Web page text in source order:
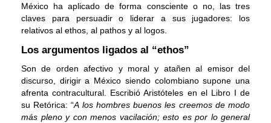
Proyecto AVICENA
Proyecto Albolafia
Smart Service
Direct Project
Certificación
México ha aplicado de forma consciente o no, las tres
claves para persuadir o liderar a sus jugadores: los
relativos al ethos, al pathos y al logos.
Los argumentos ligados al “ethos”
Son de orden afectivo y moral y atañen al emisor del
discurso, dirigir a México siendo colombiano supone una
afrenta contracultural. Escribió Aristóteles en el Libro I de
su Retórica: “A los hombres buenos les creemos de modo
más pleno y con menos vacilación; esto es por lo general